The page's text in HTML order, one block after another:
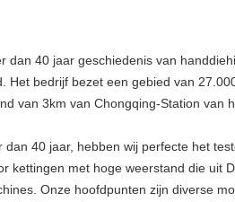
40 jaar geschiedenis van
bedrijf bezet een gebied van
van 3km van Chongqing-Station van
40 jaar, hebben wij perfecte het
kettingen met hoge weerstand die uit
Onze hoofdpunten zijn diverse